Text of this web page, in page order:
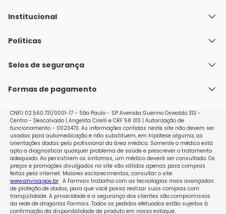
Institucional
Quem Somos
Nossas lojas
Políticas
Política de Envio
Políticas de Trocas e Devoluções
Selos de segurança
Formas de pagamento
CNPJ 02.560.731/0001-17 - São Paulo - SP Avenida Guerino Oswaldo 313 -
Centro - Descalvado | Angelita Cirelli e CRF 58 013 | Autorização de
funcionamento - 0023473. As informações contidas neste site não devem ser
usadas para automedicação e não substituem, em hipótese alguma, as
orientações dadas pelo profissional da área médica. Somente o médico está
apto a diagnosticar qualquer problema de saúde e prescrever o tratamento
adequado. Ao persistirem os sintomas, um médico deverá ser consultado. Os
preços e promoções divulgados no site são válidos apenas para compras
feitas pela internet. Maiores esclarecimentos, consultar o site:
www.anvisa.gov.br. A Farmais trabalha com as tecnologias mais avançadas
de proteção de dados, para que você possa realizar suas compras com
tranqüilidade. A privacidade e a segurança dos clientes são compromissos
da rede de drogarias Farmais. Todos os pedidos efetuados estão sujeitos à
confirmação da disponibilidade de produto em nosso estoque.